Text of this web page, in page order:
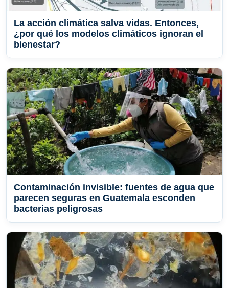
La acción climática salva vidas. Entonces,
¿por qué los modelos climáticos ignoran el
bienestar?
Contaminación invisible: fuentes de agua que
parecen seguras en Guatemala esconden
bacterias peligrosas